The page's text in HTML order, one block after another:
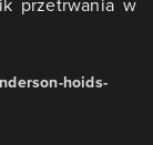
hoids-